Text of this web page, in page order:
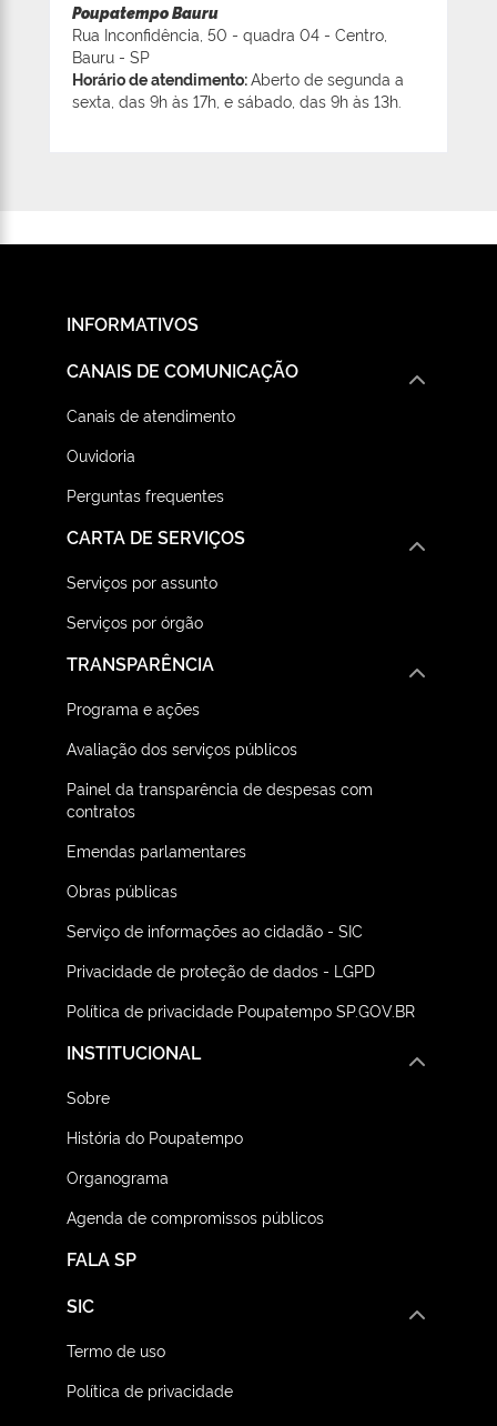
Poupatempo Bauru
Rua Inconfidência, 50 - quadra 04 - Centro,
Bauru - SP
Horário de atendimento:Aberto de segunda a
sexta, das 9h às 17h, e sábado, das 9h às 13h.
INFORMATIVOS
CANAIS DE COMUNICAÇÃO
Canais de atendimento
Ouvidoria
Perguntas frequentes
CARTA DE SERVIÇOS
Serviços por assunto
Serviços por órgão
TRANSPARÊNCIA
Programa e ações
Avaliação dos serviços públicos
Painel da transparência de despesas com
contratos
Emendas parlamentares
Obras públicas
Serviço de informações ao cidadão - SIC
Privacidade de proteção de dados - LGPD
Política de privacidade Poupatempo SP.GOV.BR
FALA SP
INSTITUCIONAL
Sobre
História do Poupatempo
Organograma
Agenda de compromissos públicos
SIC
Termo de uso
Política de privacidade